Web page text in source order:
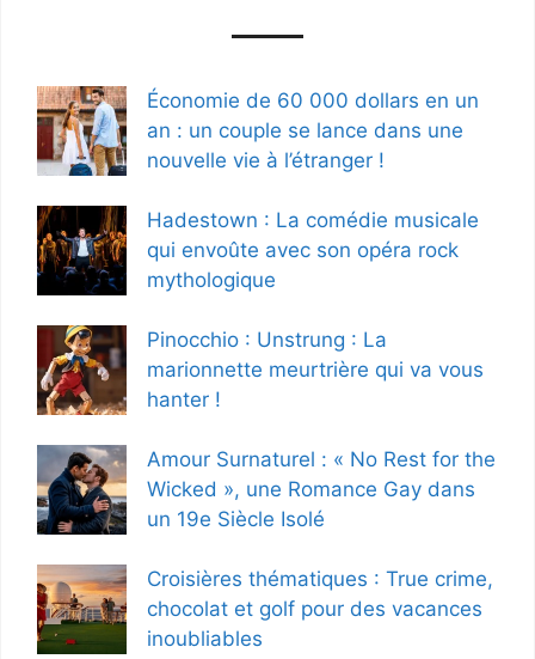
Économie de 60 000 dollars en un
an : un couple se lance dans une
nouvelle vie à l’étranger !
Hadestown : La comédie musicale
qui envoûte avec son opéra rock
mythologique
Pinocchio : Unstrung : La
marionnette meurtrière qui va vous
hanter !
Amour Surnaturel : « No Rest for the
Wicked », une Romance Gay dans
un 19e Siècle Isolé
Croisières thématiques : True crime,
chocolat et golf pour des vacances
inoubliables